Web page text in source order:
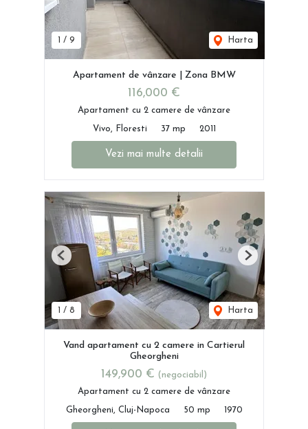
/ 9 Harta
Apartament de vânzare | Zona BMW
116,000 €
Apartament cu 2 camere de vânzare
Vivo, Floresti 37 mp 2011
Vezi mai multe detalii
1 / 8 Harta
Previous Next
Vand apartament cu 2 camere in Cartierul
Gheorgheni
149,900 € (negociabil)
Apartament cu 2 camere de vânzare
Gheorgheni, Cluj-Napoca 50 mp 1970